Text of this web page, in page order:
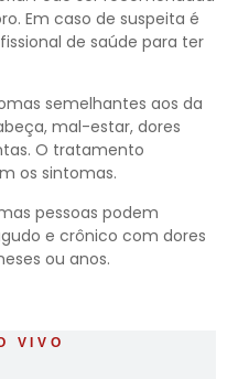
Em caso de suspeita é
de saúde para ter
semelhantes aos da
mal-estar, dores
O tratamento
os sintomas.
pessoas podem
e crônico com dores
ou anos.
VIVO